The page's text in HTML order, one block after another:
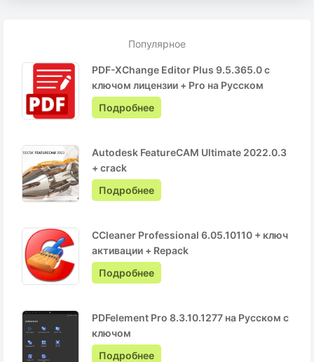
Популярное
PDF-XChange Editor Plus 9.5.365.0 с
ключом лицензии + Pro на Русском
Подробнее
Autodesk FeatureCAM Ultimate 2022.0.3
+ crack
Подробнее
CCleaner Professional 6.05.10110 + ключ
активации + Repack
Подробнее
PDFelement Pro 8.3.10.1277 на Русском с
ключом
Подробнее